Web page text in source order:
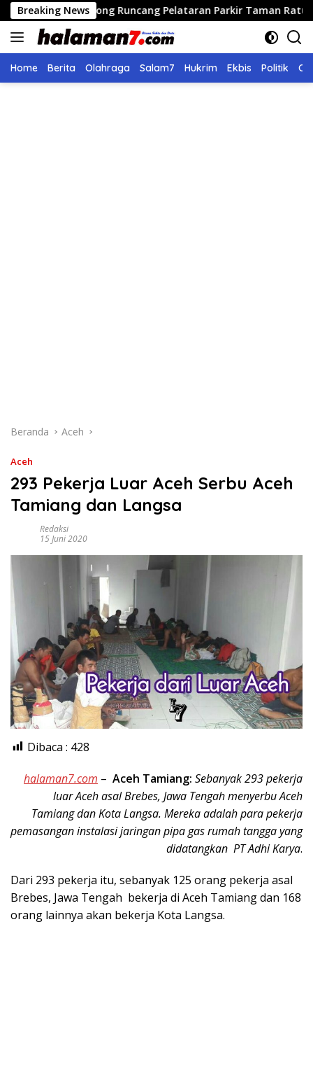
Langsung
ke
konten
Breaking News
Runcang Pelataran Parkir Taman Ratu Safiatuddin
Home Berita Olahraga Salam7 Hukrim Ekbis Politik
Beranda Aceh
Aceh
293 Pekerja Luar Aceh Serbu Aceh
Tamiang dan Langsa
Redaksi
15 Juni 2020
Dibaca : 428
halaman7.com – Aceh Tamiang: Sebanyak 293 pekerja
luar Aceh asal Brebes, Jawa Tengah menyerbu Aceh
Tamiang dan Kota Langsa. Mereka adalah para pekerja
pemasangan instalasi jaringan pipa gas rumah tangga yang
didatangkan PT Adhi Karya.
Dari 293 pekerja itu, sebanyak 125 orang pekerja asal
Brebes, Jawa Tengah bekerja di Aceh Tamiang dan 168
orang lainnya akan bekerja Kota Langsa.